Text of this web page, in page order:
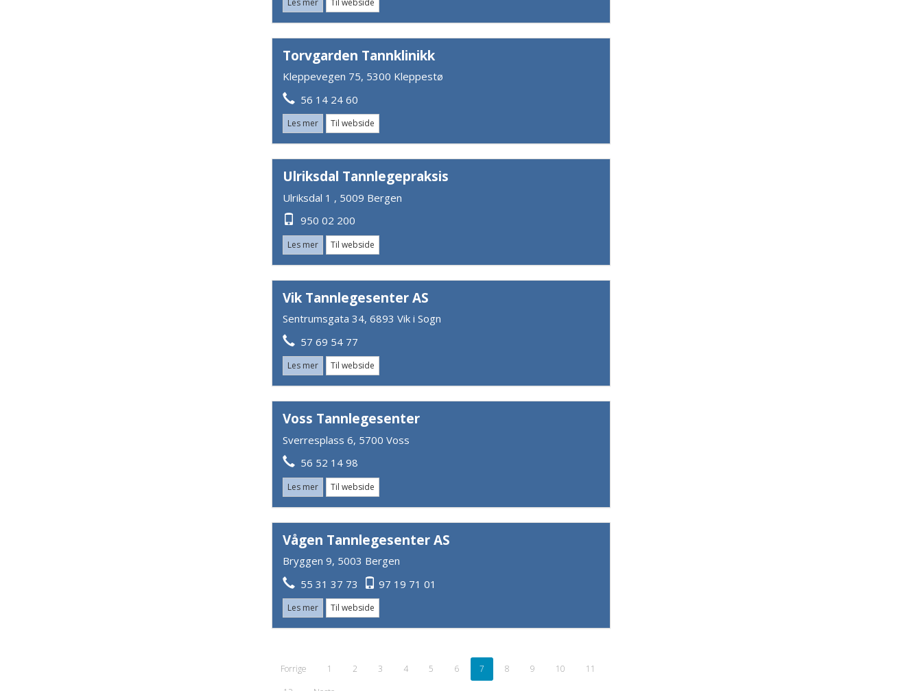
Torvgarden Tannklinikk
Kleppevegen 75, 5300 Kleppestø
56 14 24 60
Les mer Til webside
Ulriksdal Tannlegepraksis
Ulriksdal 1 , 5009 Bergen
950 02 200
Les mer Til webside
Vik Tannlegesenter AS
Sentrumsgata 34, 6893 Vik i Sogn
57 69 54 77
Les mer Til webside
Voss Tannlegesenter
Sverresplass 6, 5700 Voss
56 52 14 98
Les mer Til webside
Vågen Tannlegesenter AS
Bryggen 9, 5003 Bergen
55 31 37 73
97 19 71 01
Les mer Til webside
Forrige 1 2 3 4 5 6 7 8 9 10
11